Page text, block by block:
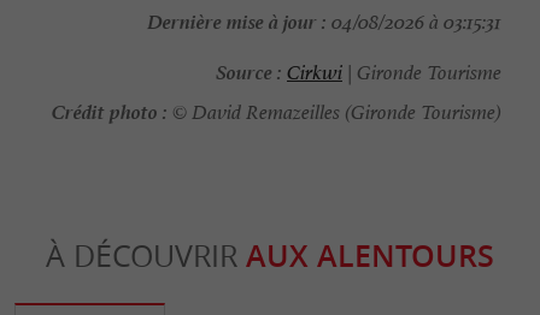
Dernière mise à jour : 04/08/2026 à 03:15:31
Source : Cirkwi | Gironde Tourisme
Crédit photo : © David Remazeilles (Gironde Tourisme)
À DÉCOUVRIR AUX ALENTOURS